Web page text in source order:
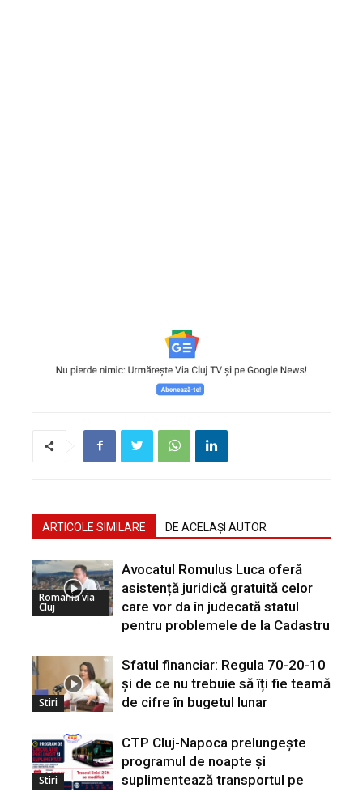
ARTICOLE SIMILARE DE ACELAȘI AUTOR
Romania via
Cluj
Avocatul Romulus Luca oferă
asistență juridică gratuită celor
care vor da în judecată statul
pentru problemele de la Cadastru
Stiri
Sfatul financiar: Regula 70-20-10
și de ce nu trebuie să îți fie teamă
de cifre în bugetul lunar
Stiri
CTP Cluj-Napoca prelungește
programul de noapte și
suplimentează transportul pe